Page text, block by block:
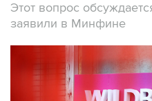
Этот вопрос
заявили в Минфине